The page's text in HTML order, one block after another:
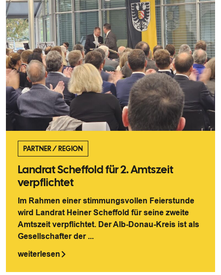
PARTNER/REGION
Landrat Scheffold für 2. Amtszeit
verpflichtet
Im Rahmen einer stimmungsvollen Feierstunde
wird Landrat Heiner Scheffold für seine zweite
Amtszeit verpflichtet. Der Alb-Donau-Kreis ist als
Gesellschafter der ...
weiterlesen